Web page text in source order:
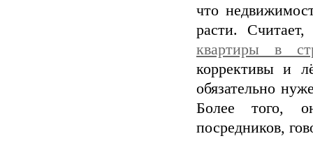
что
расти.
квартиры в
коррективы и
обязательно
Более того,
посредников,